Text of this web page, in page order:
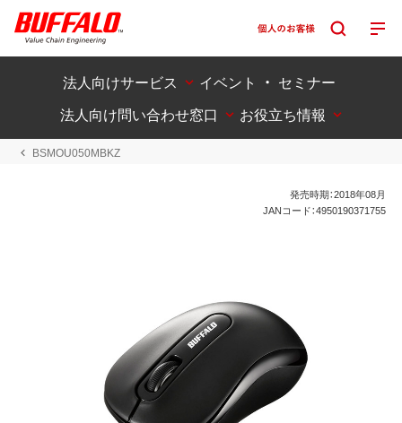
法人向けサービス
イベント ・ セミナー
法人向け問い合わせ窓口
お役立ち情報
BSMOU050MBKZ
発売時期：2018年08月
JANコード：4950190371755